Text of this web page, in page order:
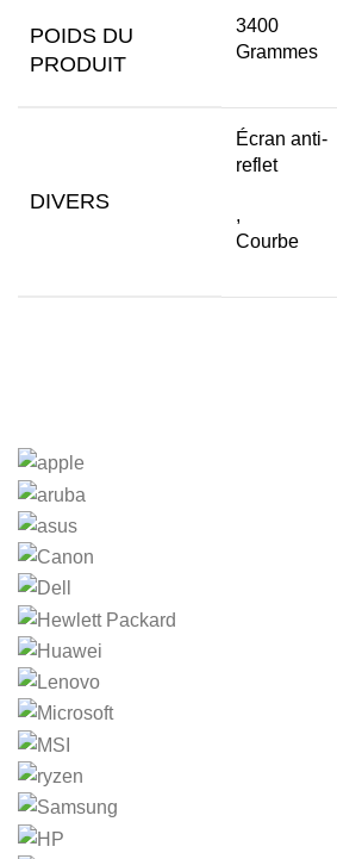
POIDS DU
PRODUIT
‎3400
Grammes
DIVERS
‎Écran anti-
reflet
,
Courbe